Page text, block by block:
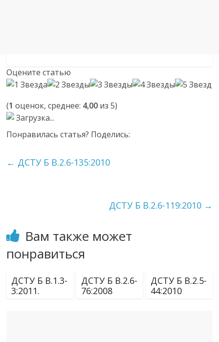
Оцените статью
(1 оценок, среднее: 4,00 из 5)
Загрузка...
Понравилась статья? Поделись:
← ДСТУ Б В.2.6-135:2010
ДСТУ Б В.2.6-119:2010 →
Вам также может
понравиться
ДСТУ Б В.1.3-
3:2011.
ДСТУ Б В.2.6-
76:2008
ДСТУ Б В.2.5-
44:2010